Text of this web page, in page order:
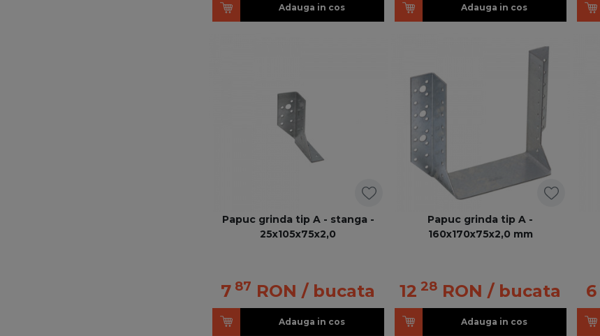
Adauga in cos Adauga in cos
Papuc grinda tip A - stanga -
25x105x75x2,0
7 87 RON / bucata
Adauga in cos
Papuc grinda tip A -
160x170x75x2,0 mm
12 28 RON / bucata
Adauga in cos
6